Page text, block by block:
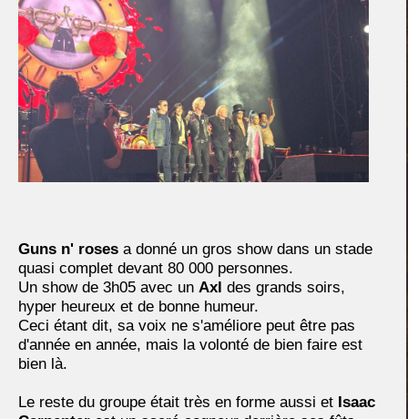
Guns n' roses a donné un gros show dans un stade
quasi complet devant 80 000 personnes.
Un show de 3h05 avec un Axl des grands soirs,
hyper heureux et de bonne humeur.
Ceci étant dit, sa voix ne s'améliore peut être pas
d'année en année, mais la volonté de bien faire est
bien là.
Le reste du groupe était très en forme aussi et Isaac